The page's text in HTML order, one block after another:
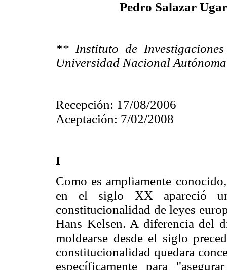
Pedro Salazar
** Instituto de
Universidad Nacional
Recepción: 17/08/2006
Aceptación: 7/02/2008
I
Como es ampliamente
en el siglo XX apareció
constitucionalidad de leyes
Hans Kelsen. A diferencia del
moldearse desde el siglo
constitucionalidad quedara
específicamente para